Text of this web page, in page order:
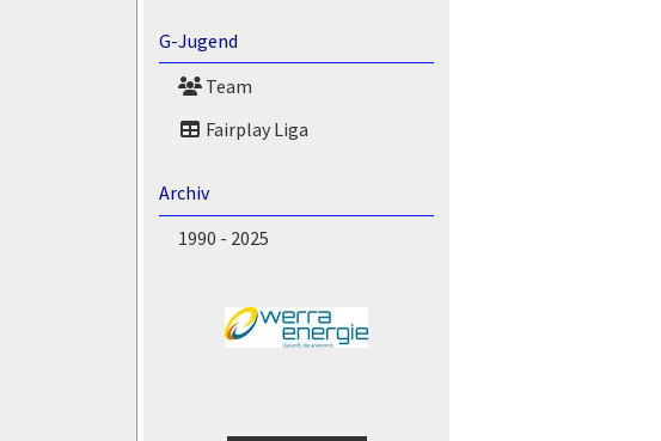
G-Jugend
Team
Fairplay Liga
Archiv
1990 - 2025